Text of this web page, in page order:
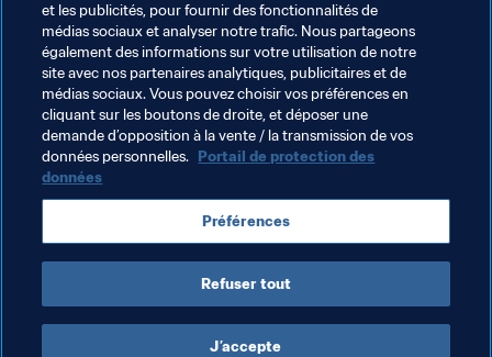
Par ailleurs, étant donné que le comité de normalisation
œuvrera en qualité de commission électorale, aucun de
ses membres ne sera éligible pour les postes à pourvoir
lors des élections de la FVF. Le mandat du comité de
normalisation expirera au plus tard au 30 juin 2021.
Thèmes en lien
Organisation Venezuela
et les publicités, pour fournir des fonctionnalités de
médias sociaux et analyser notre trafic. Nous partageons
également des informations sur votre utilisation de notre
site avec nos partenaires analytiques, publicitaires et de
médias sociaux. Vous pouvez choisir vos préférences en
cliquant sur les boutons de droite, et déposer une
demande d’opposition à la vente / la transmission de vos
données personnelles. Portail de protection des
données
Préférences
Refuser tout
J’accepte